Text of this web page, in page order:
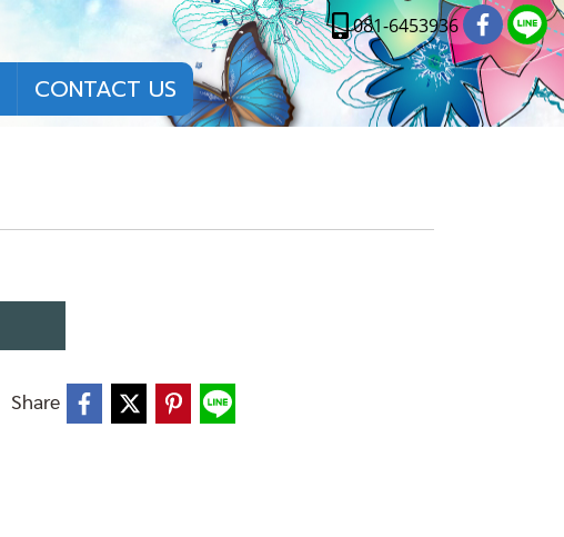
081-6453936
CONTACT US
Share